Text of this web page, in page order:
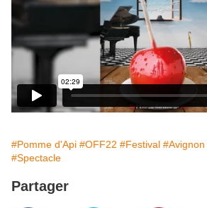
#Pomme d'Api #OFF22 #Festival #Avignon
#Spectacle
Partager